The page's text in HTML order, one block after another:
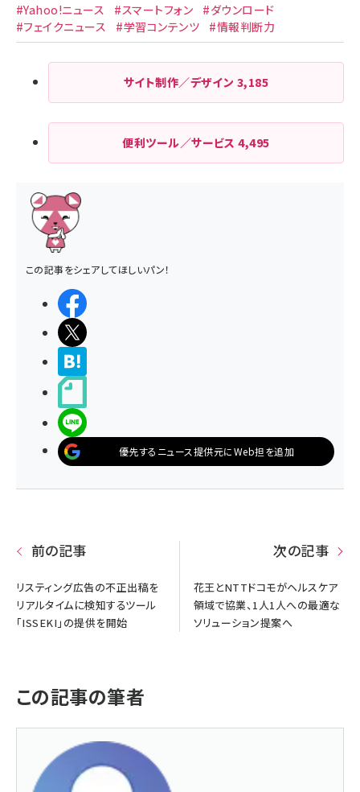
#Yahoo!ニュース #スマートフォン
#ダウンロード
#フェイクニュース
#学習コンテンツ #情報判断力
サイト制作／デザイン 3,185
便利ツール／サービス4,495
この記事をシェアしてほしいパン！
優先するニュース提供元にWeb担を追加
前の記事
リスティング広告の不正出稿を
リアルタイムに検知するツール
「ISSEKI」の提供を開始
次の記事
花王とNTTドコモがヘルスケア
領域で協業、1人1人への最適な
ソリューション提案へ
この記事の筆者